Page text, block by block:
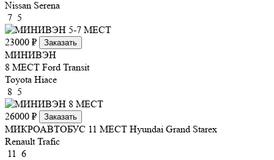
Nissan Serena
7 5
23000 ₽ Заказать
МИНИВЭН
8 МЕСТ Ford Transit
Toyota Hiace
8 5
26000 ₽ Заказать
МИКРОАВТОБУС 11 МЕСТ Hyundai Grand Starex
Renault Trafic
11 6